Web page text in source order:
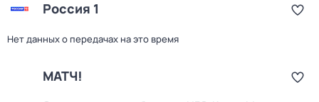
Россия 1
Нет данных о передачах на это время
МАТЧ!